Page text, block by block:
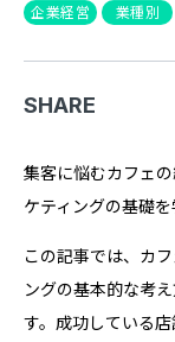
広告掲載に関する
特定商取引法に
プライバシーポリ
企業経営 業種別
SHARE
集客に悩むカフェ
ケティングの基礎
この記事では、カ
ングの基本的な考
す。成功している